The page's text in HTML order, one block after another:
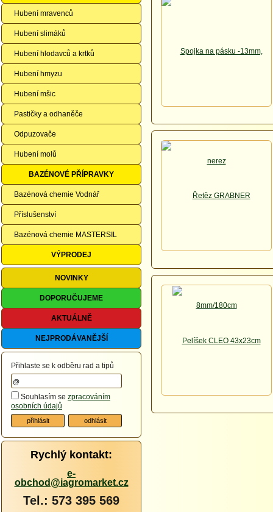
Hubení mravenců
Hubení slimáků
Hubení hlodavců a krtků
Hubení hmyzu
Hubení mšic
Pastičky a odhaněče
Odpuzovače
Hubení molů
BAZÉNOVÉ PŘÍPRAVKY
Bazénová chemie Vodnář
Příslušenství
Bazénová chemie MASTERSIL
VÝPRODEJ
NOVINKY
DOPORUČUJEME
AKTUÁLNĚ
NEJPRODÁVANĚJŠÍ
Přihlaste se k odběru rad a tipů
Souhlasím se zpracováním
osobních údajů
Rychlý kontakt:
e-
obchod@iagromarket.cz
Tel.: 573 395 569